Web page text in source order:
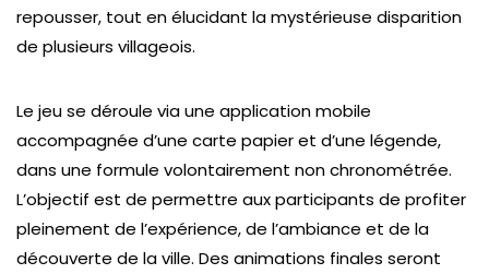
repousser, tout en élucidant la mystérieuse disparition
de plusieurs villageois.
Le jeu se déroule via une application mobile
accompagnée d’une carte papier et d’une légende,
dans une formule volontairement non chronométrée.
L’objectif est de permettre aux participants de profiter
pleinement de l’expérience, de l’ambiance et de la
découverte de la ville. Des animations finales seront